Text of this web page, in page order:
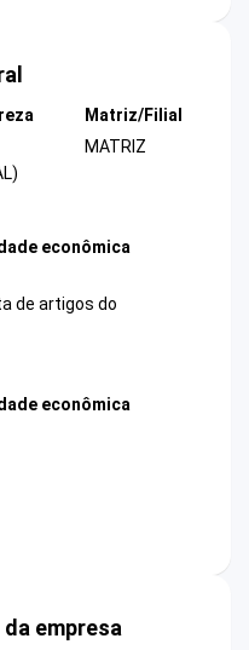
Matriz/Filial
MATRIZ
econômica
de artigos do
econômica
empresa